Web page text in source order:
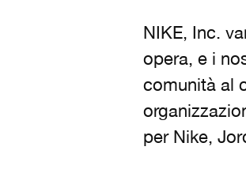
NIKE, Inc.
opera, e i
comunità al
per Nike,